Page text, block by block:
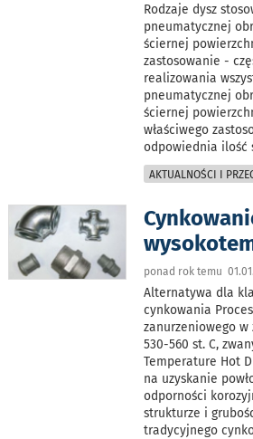
Rodzaje dysz
pneumatycznej
ściernej
zastosowanie -
realizowania
pneumatycznej
ściernej
właściwego
odpowiednia ilość
AKTUALNOŚCI I
ponad rok temu
Alternatywa dla
cynkowania
zanurzeniowego
530-560 st. C,
Temperature Hot
na uzyskanie
odporności
strukturze i
tradycyjnego